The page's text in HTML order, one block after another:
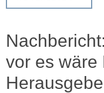
vor es wäre